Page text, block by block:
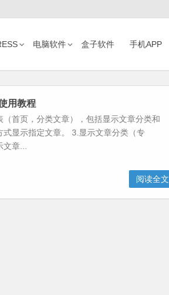
电脑软件 盒子软件 手机APP
用教程
首页，分类文章），包括显示文章分类和
显示指定文章。 3.显示文章分类（专
章...
阅读全文